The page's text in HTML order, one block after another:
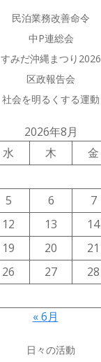
民泊業務改善命令
中P連総会
すみだ沖縄まつり2026
区政報告会
社会を明るくする運動
2026年8月
水 木 金
5 6 7
12 13 14
19 20 21
26 27 28
« 6月
日々の活動